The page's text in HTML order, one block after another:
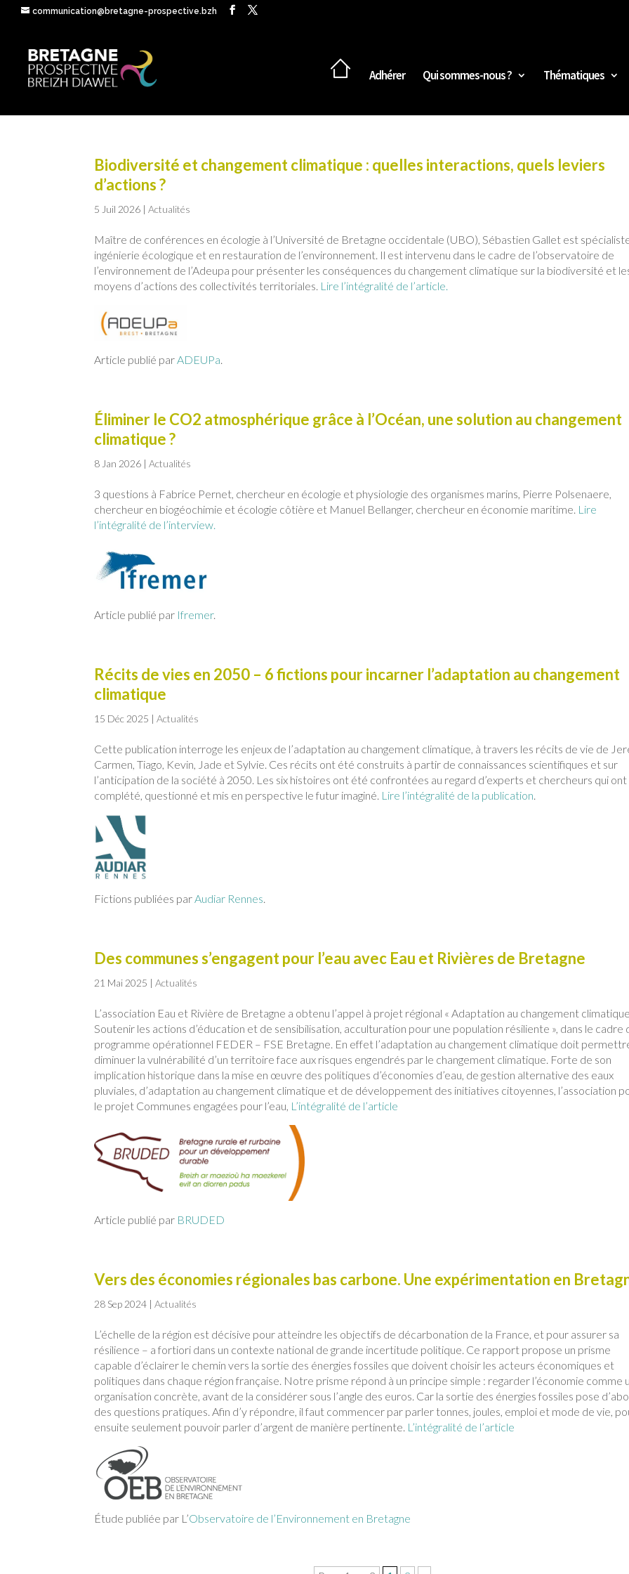
communication@bretagne-prospective.bzh
Adhérer Qui sommes-nous ? Thématiques
Biodiversité et changement climatique : quelles interactions, quels leviers
d’actions ?
5 Juil 2026 |Actualités
Maître de conférences en écologie à l’Université de Bretagne occidentale (UBO), Sébastien Gallet est
ingénierie écologique et en restauration de l’environnement. Il est intervenu dans le cadre de l’observatoire de
l’environnement de l’Adeupa pour présenter les conséquences du changement climatique sur la biodiversité et
moyens d’actions des collectivités territoriales. Lire l’intégralité de l’article.
Article publié parADEUPa.
Éliminer le CO2 atmosphérique grâce à l’Océan, une solution au changement
climatique ?
8 Jan 2026 |Actualités
3 questions à Fabrice Pernet, chercheur en écologie et physiologie des organismes marins, Pierre Polsenaere,
chercheur en biogéochimie et écologie côtière et Manuel Bellanger, chercheur en économie maritime. Lire
l’intégralité de l’interview.
Article publié par Ifremer.
Récits de vies en 2050 – 6 fictions pour incarner l’adaptation au changement
climatique
15 Déc 2025 |Actualités
Cette publication interroge les enjeux de l’adaptation au changement climatique, à travers les récits de vie de
Carmen, Tiago, Kevin, Jade et Sylvie. Ces récits ont été construits à partir de connaissances scientifiques et sur
l’anticipation de la société à 2050. Les six histoires ont été confrontées au regard d’experts et chercheurs qui ont
complété, questionné et mis en perspective le futur imaginé. Lire l’intégralité de la publication.
Fictions publiées parAudiar Rennes.
Des communes s’engagent pour l’eau avec Eau et Rivières de Bretagne
21 Mai 2025 |Actualités
L’association Eau et Rivière de Bretagne a obtenu l’appel à projet régional « Adaptation au changement
Soutenir les actions d’éducation et de sensibilisation, acculturation pour une population résiliente », dans le cadre
programme opérationnel FEDER – FSE Bretagne. En effet l’adaptation au changement climatique doit
diminuer la vulnérabilité d’un territoire face aux risques engendrés par le changement climatique. Forte de son
implication historique dans la mise en œuvre des politiques d’économies d’eau, de gestion alternative des eaux
pluviales, d’adaptation au changement climatique et de développement des initiatives citoyennes, l’association
le projet Communes engagées pour l’eau, L’intégralité de l’article
Article publié par BRUDED
Vers des économies régionales bas carbone. Une expérimentation en
28 Sep 2024 |Actualités
L’échelle de la région est décisive pour atteindre les objectifs de décarbonation de la France, et pour assurer sa
résilience – a fortiori dans un contexte national de grande incertitude politique. Ce rapport propose un prisme
capable d’éclairer le chemin vers la sortie des énergies fossiles que doivent choisir les acteurs économiques et
politiques dans chaque région française. Notre prisme répond à un principe simple : regarder l’économie comme
organisation concrète, avant de la considérer sous l’angle des euros. Car la sortie des énergies fossiles pose
des questions pratiques. Afin d’y répondre, il faut commencer par parler tonnes, joules, emploi et mode de vie,
ensuite seulement pouvoir parler d’argent de manière pertinente. L’intégralité de l’article
Étude publiée par L’Observatoire de l’Environnement en Bretagne